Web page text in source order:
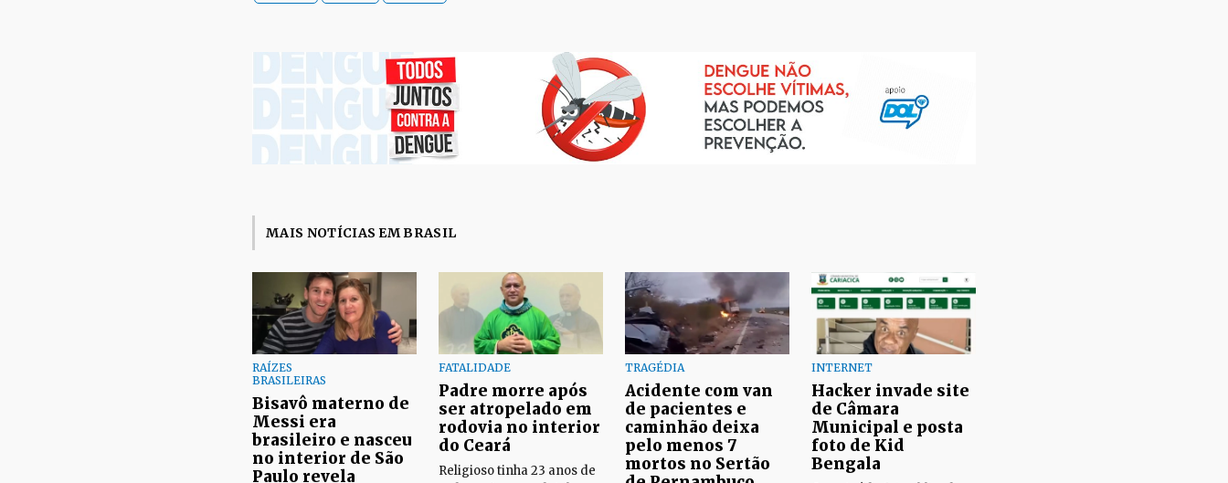
MAIS NOTÍCIAS EM BRASIL
RAÍZES
BRASILEIRAS
Bisavô materno de
Messi era
brasileiro e nasceu
no interior de São
Paulo revela
FATALIDADE
Padre morre após
ser atropelado em
rodovia no interior
do Ceará
Religioso tinha 23 anos de
TRAGÉDIA
Acidente com van
de pacientes e
caminhão deixa
pelo menos 7
mortos no Sertão
INTERNET
Hacker invade site
de Câmara
Municipal e posta
foto de Kid
Bengala